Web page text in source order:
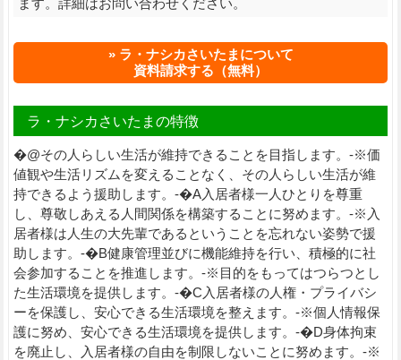
ます。詳細はお問い合わせください。
ラ・ナシカさいたまについて
資料請求する（無料）
ラ・ナシカさいたまの特徴
�@その人らしい生活が維持できることを目指します。-※価
値観や生活リズムを変えることなく、その人らしい生活が維
持できるよう援助します。-�A入居者様一人ひとりを尊重
し、尊敬しあえる人間関係を構築することに努めます。-※入
居者様は人生の大先輩であるということを忘れない姿勢で援
助します。-�B健康管理並びに機能維持を行い、積極的に社
会参加することを推進します。-※目的をもってはつらつとし
た生活環境を提供します。-�C入居者様の人権・プライバシ
ーを保護し、安心できる生活環境を整えます。-※個人情報保
護に努め、安心できる生活環境を提供します。-�D身体拘束
を廃止し、入居者様の自由を制限しないことに努めます。-※